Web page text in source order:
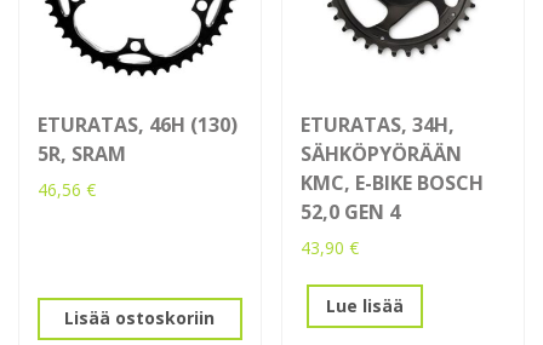
ETURATAS, 46H (130)
5R, SRAM
46,56 €
Lisää ostoskoriin
ETURATAS, 34H,
SÄHKÖPYÖRÄÄN
KMC, E-BIKE BOSCH
52,0 GEN 4
43,90€
Lue lisää